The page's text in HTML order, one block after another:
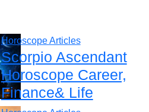
Horoscope Articles
Scorpio Ascendant
Horoscope Career,
Finance& Life